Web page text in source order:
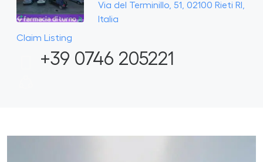
Via del Terminillo, 51, 02100 Rieti RI,
Italia
Claim Listing
+39 0746 205221